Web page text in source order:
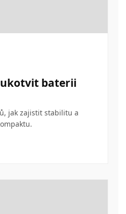
ukotvit baterii
jak zajistit stabilitu a